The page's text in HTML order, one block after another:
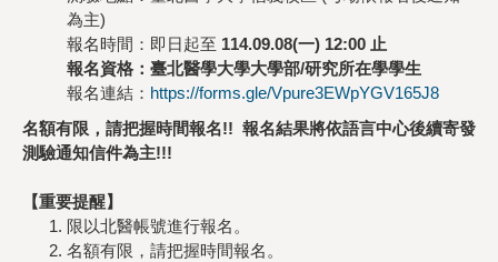
為主)
報名時間：即日起至 114.09.08(一) 12:00 止
報名資格：臺北醫學大學大學部/研究所在學學生
報名連結： https://forms.gle/Vpure3EWpYGV165J8
名額有限，請把握時間報名!! 報名結果將依語言中心後續寄發
測驗通知信件為主!!!
【重要提醒】
限以北醫帳號進行報名。
名額有限，請把握時間報名。